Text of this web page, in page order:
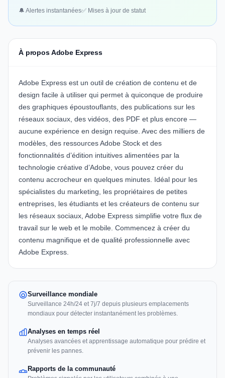
🔔 Alertes instantanées✅ Mises à jour de statut
À propos Adobe Express
Adobe Express est un outil de création de contenu et de
design facile à utiliser qui permet à quiconque de produire
des graphiques époustouflants, des publications sur les
réseaux sociaux, des vidéos, des PDF et plus encore —
aucune expérience en design requise. Avec des milliers de
modèles, des ressources Adobe Stock et des
fonctionnalités d’édition intuitives alimentées par la
technologie créative d’Adobe, vous pouvez créer du
contenu accrocheur en quelques minutes. Idéal pour les
spécialistes du marketing, les propriétaires de petites
entreprises, les étudiants et les créateurs de contenu sur
les réseaux sociaux, Adobe Express simplifie votre flux de
travail sur le web et le mobile. Commencez à créer du
contenu magnifique et de qualité professionnelle avec
Adobe Express.
Surveillance mondiale
Surveillance 24h/24 et 7j/7 depuis plusieurs emplacements
mondiaux pour détecter instantanément les problèmes.
Analyses en temps réel
Analyses avancées et apprentissage automatique pour prédire et
prévenir les pannes.
Rapports de la communauté